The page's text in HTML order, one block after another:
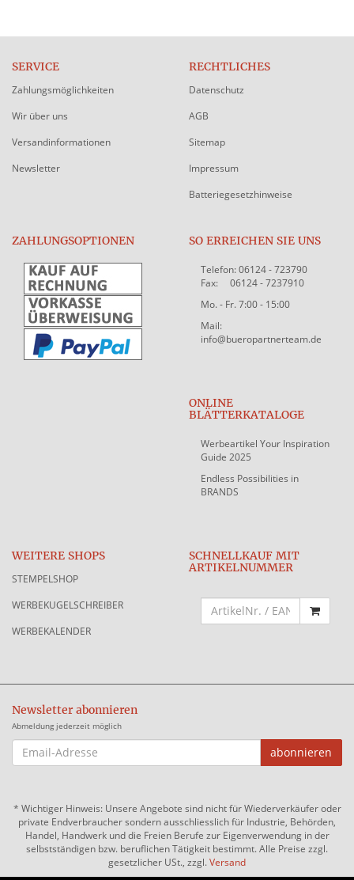
SERVICE
Zahlungsmöglichkeiten
Wir über uns
Versandinformationen
Newsletter
RECHTLICHES
Datenschutz
AGB
Sitemap
Impressum
Batteriegesetzhinweise
ZAHLUNGSOPTIONEN SO ERREICHEN SIE UNS
Telefon: 06124 - 723790
Fax: 06124 - 7237910
Mo. - Fr. 7:00 - 15:00
Mail:
info@bueropartnerteam.de
ONLINE
BLÄTTERKATALOGE
Werbeartikel Your Inspiration
Guide 2025
Endless Possibilities in
BRANDS
WEITERE SHOPS
STEMPELSHOP
WERBEKUGELSCHREIBER
WERBEKALENDER
SCHNELLKAUF MIT
ARTIKELNUMMER
Newsletter abonnieren
Abmeldung jederzeit möglich
EMAIL-
ADRESSE
abonnieren
* Wichtiger Hinweis: Unsere Angebote sind nicht für Wiederverkäufer oder
private Endverbraucher sondern ausschliesslich für Industrie, Behörden,
Handel, Handwerk und die Freien Berufe zur Eigenverwendung in der
selbstständigen bzw. beruflichen Tätigkeit bestimmt. Alle Preise zzgl.
gesetzlicher USt., zzgl.Versand